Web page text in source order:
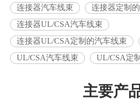
连接器汽车线束
连接器定制
连接器UL/CSA汽车线束
连接器UL/CSA定制的汽车线束
UL/CSA汽车线束
UL/CSA定
主要产